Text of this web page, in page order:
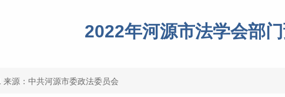
2022年河源市法学会部
来源：中共河源市委政法委员会